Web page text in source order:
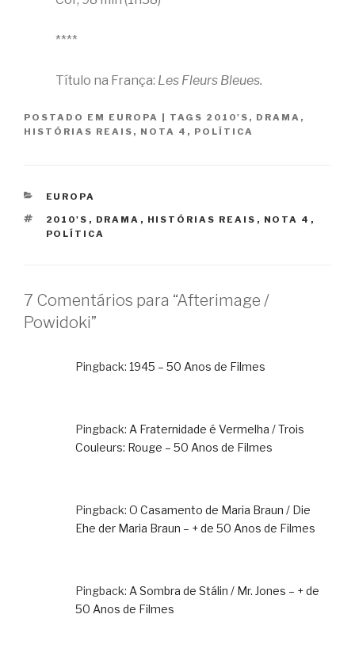
****
Título na França: Les Fleurs Bleues.
POSTADO EM EUROPA | TAGS 2010'S , DRAMA ,
HISTÓRIAS REAIS , NOTA 4 , POLÍTICA
CATEGORIAS
EUROPA
TAGS
2010'S , DRAMA , HISTÓRIAS REAIS , NOTA 4 ,
POLÍTICA
7 Comentários para “Afterimage /
Powidoki”
Pingback: 1945 – 50 Anos de Filmes
Pingback: A Fraternidade é Vermelha / Trois
Couleurs: Rouge – 50 Anos de Filmes
Pingback: O Casamento de Maria Braun / Die
Ehe der Maria Braun – + de 50 Anos de Filmes
Pingback: A Sombra de Stálin / Mr. Jones – + de
50 Anos de Filmes